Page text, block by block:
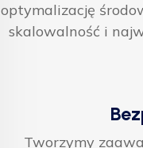
optymalizację
skalowalność i
Tworzymy